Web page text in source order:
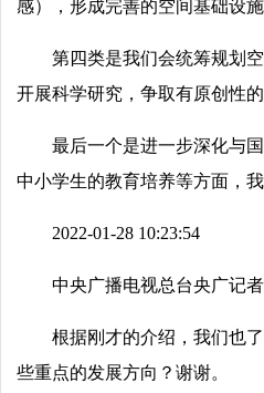
感），形成完善的空间基础设
第四类是我们会统筹规划
开展科学研究，争取有原创性
最后一个是进一步深化与
中小学生的教育培养等方面，
2022-01-28 10:23:54
中央广播电视总台央广记
根据刚才的介绍，我们也
些重点的发展方向？谢谢。